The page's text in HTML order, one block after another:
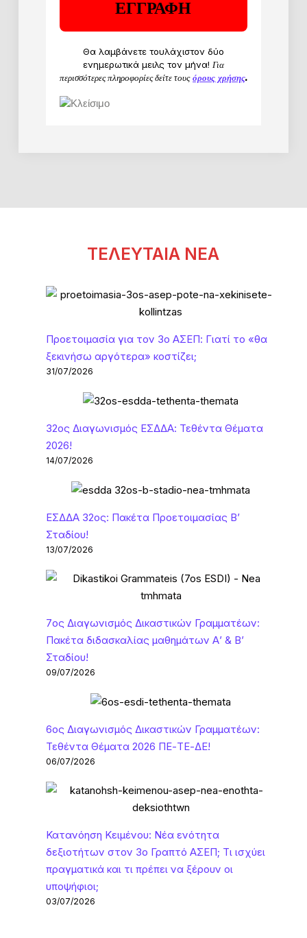
Θα λαμβάνετε τουλάχιστον δύο
ενημερωτικά μειλς τον μήνα! Για
περισσότερες πληροφορίες δείτε τους όρους χρήσης.
ΤΕΛΕΥΤΑΙΑ ΝΕΑ
Προετοιμασία για τον 3ο ΑΣΕΠ: Γιατί το «θα
ξεκινήσω αργότερα» κοστίζει;
31/07/2026
32ος Διαγωνισμός ΕΣΔΔΑ: Τεθέντα Θέματα
2026!
14/07/2026
ΕΣΔΔΑ 32ος: Πακέτα Προετοιμασίας Β’
Σταδίου!
13/07/2026
7ος Διαγωνισμός Δικαστικών Γραμματέων:
Πακέτα διδασκαλίας μαθημάτων Α’ & Β’
Σταδίου!
09/07/2026
6ος Διαγωνισμός Δικαστικών Γραμματέων:
Τεθέντα Θέματα 2026 ΠΕ-ΤΕ-ΔΕ!
06/07/2026
Κατανόηση Κειμένου: Νέα ενότητα
δεξιοτήτων στον 3ο Γραπτό ΑΣΕΠ; Τι ισχύει
πραγματικά και τι πρέπει να ξέρουν οι
υποψήφιοι;
03/07/2026